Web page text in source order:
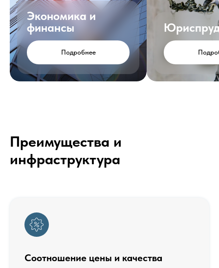
Экономика и
финансы
Подробнее
Преимущества и
инфраструктура
Соотношение цены и качества